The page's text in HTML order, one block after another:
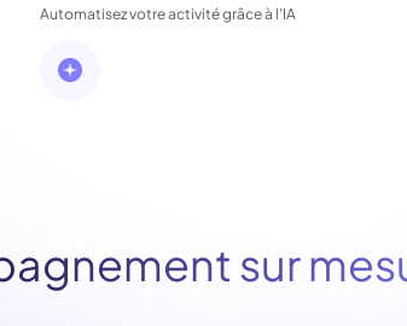
Automatisez votre activité grâce à l’IA
sur